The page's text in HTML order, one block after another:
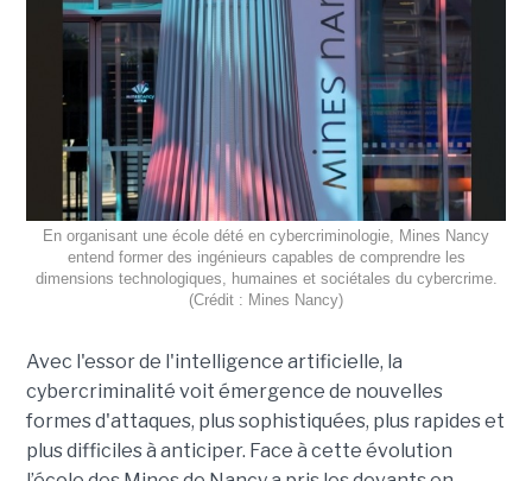
En organisant une école dété en cybercriminologie, Mines Nancy
entend former des ingénieurs capables de comprendre les
dimensions technologiques, humaines et sociétales du cybercrime.
(Crédit : Mines Nancy)
Avec l'essor de l'intelligence artificielle, la
cybercriminalité voit émergence de nouvelles
formes d'attaques, plus sophistiquées, plus rapides et
plus difficiles à anticiper. Face à cette évolution